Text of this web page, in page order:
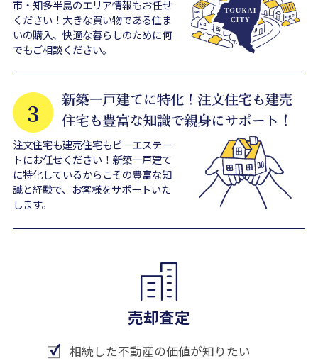
市・知多半島のエリア情報もお任せ
ください！大きな買い物である住ま
いの購入、快適な暮らしのために何
でもご相談ください。
注文住宅も建売住宅もビーエステー
トにお任せください！新築一戸建て
に特化しているからこその豊富な知
識と経験で、お客様をサポートいた
します。
売却査定
相続した不動産の価値が知りたい